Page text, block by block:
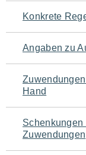
Konkrete
Angaben zu
Hand
Zuwendungen